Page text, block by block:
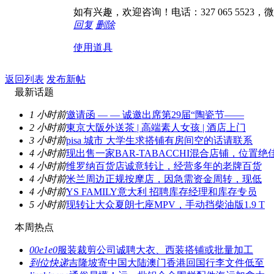
如有兴趣，欢迎咨询！电话：327 065 5523，微
回复 删除
使用道具
返回列表 发布新帖
最新话题
1 小时前邀请函 — — 诚邀出席第29届“陶瓷节——
2 小时前東京大阪外送茶 | 高端素人女孩 | 酒店上门
3 小时前pisa 城市 大学生求搭铺有房间空的话请联系
4 小时前现出售一家BAR-TABACCHI混合店铺，位置绝
4 小时前维罗纳百货店诚意转让，经营多年的老牌百货
4 小时前米兰周边正规按摩店，因急需资金周转，现低
4 小时前YS FAMILY意大利 招聘库存经理和库存专员
5 小时前现转让大众夏朗七座MPV，手动挡柴油版1.9 T
本周热点
00e1e0服装裁剪公司诚聘大衣、西装搭铺或批量加工
到位快递吉隆坡寄中国大陆澳门香港回国行李文件低至